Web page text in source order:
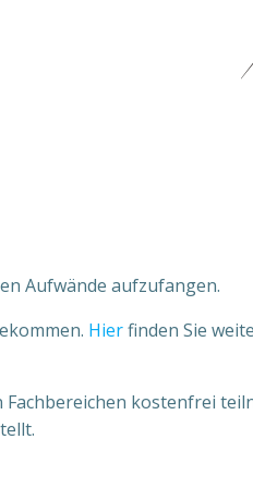
Aufwände aufzufangen.
Hierfinden Sie
kostenfrei